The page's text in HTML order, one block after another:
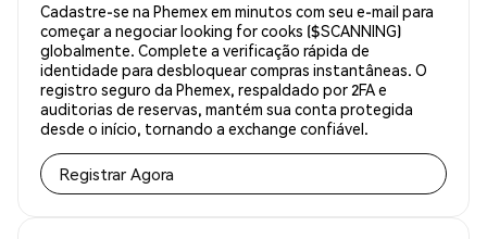
Cadastre-se na Phemex em minutos com seu e-mail para
começar a negociar looking for cooks ($SCANNING)
globalmente. Complete a verificação rápida de
identidade para desbloquear compras instantâneas. O
registro seguro da Phemex, respaldado por 2FA e
auditorias de reservas, mantém sua conta protegida
desde o início, tornando a exchange confiável.
Registrar Agora